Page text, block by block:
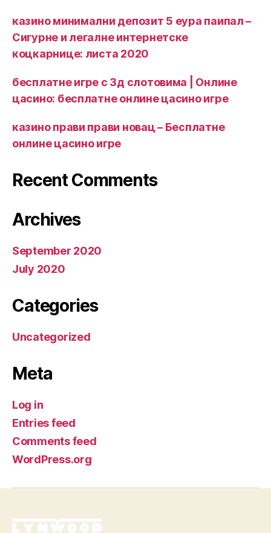
казино минимални депозит 5 еура паипал –
Сигурне и легалне интернетске
коцкарнице: листа 2020
бесплатне игре с 3д слотовима | Онлине
цасино: бесплатне онлине цасино игре
казино прави прави новац – Бесплатне
онлине цасино игре
Recent Comments
Archives
September 2020
July 2020
Categories
Uncategorized
Meta
Log in
Entries feed
Comments feed
WordPress.org